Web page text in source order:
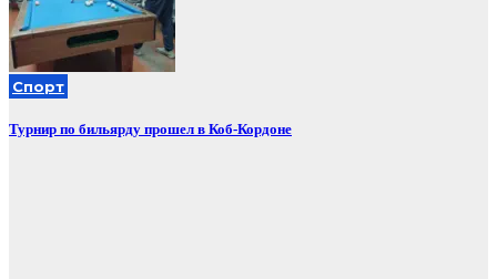
Спорт
Турнир по бильярду прошел в Коб-Кордоне